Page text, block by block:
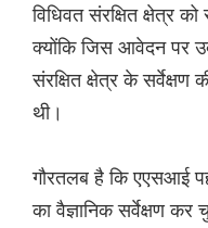
विधिवत संरक्षित क्षेत्र
क्योंकि जिस आवेदन पर
संरक्षित क्षेत्र के सर्वेक्षण
थी।
गौरतलब है कि एएसआई
का वैज्ञानिक सर्वेक्षण कर